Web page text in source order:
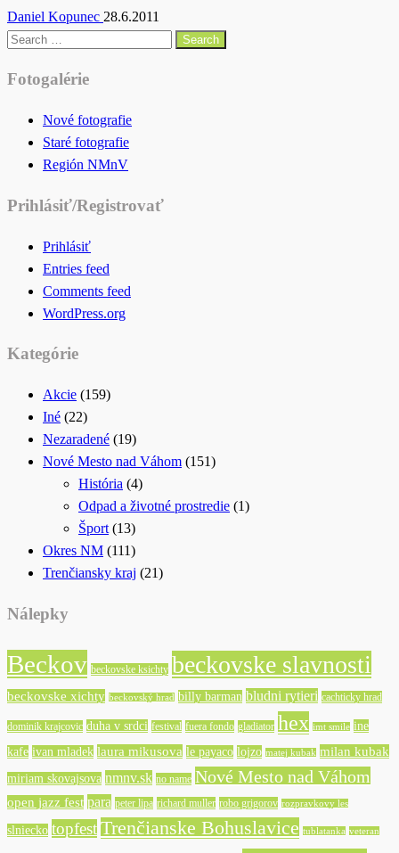
Daniel Kopunec 28.6.2011
Search
Fotogalérie
Nové fotografie
Staré fotografie
Región NMnV
Prihlásiť/Registrovať
Prihlásiť
Entries feed
Comments feed
WordPress.org
Kategórie
Akcie (159)
Iné (22)
Nezaradené (19)
Nové Mesto nad Váhom (151)
História (4)
Odpad a životné prostredie (1)
Šport (13)
Okres NM (111)
Trenčiansky kraj (21)
Nálepky
Beckov beckovske ksichty beckovske slavnosti
beckovske xichty beckovský hrad billy barman bludni rytieri cachticky hrad
dominik krajcovic duha v srdci festival fuera fondo gladiator hex imt smile ine
kafe ivan mladek laura mikusova le payaco lojzo matej kubak milan kubak
miriam skovajsova nmnv.sk no name Nové Mesto nad Váhom
open jazz fest para peter lipa richard muller robo grigorov rozpravkovy les
slniecko topfestTrenčianske Bohuslavice tublatanka veteran